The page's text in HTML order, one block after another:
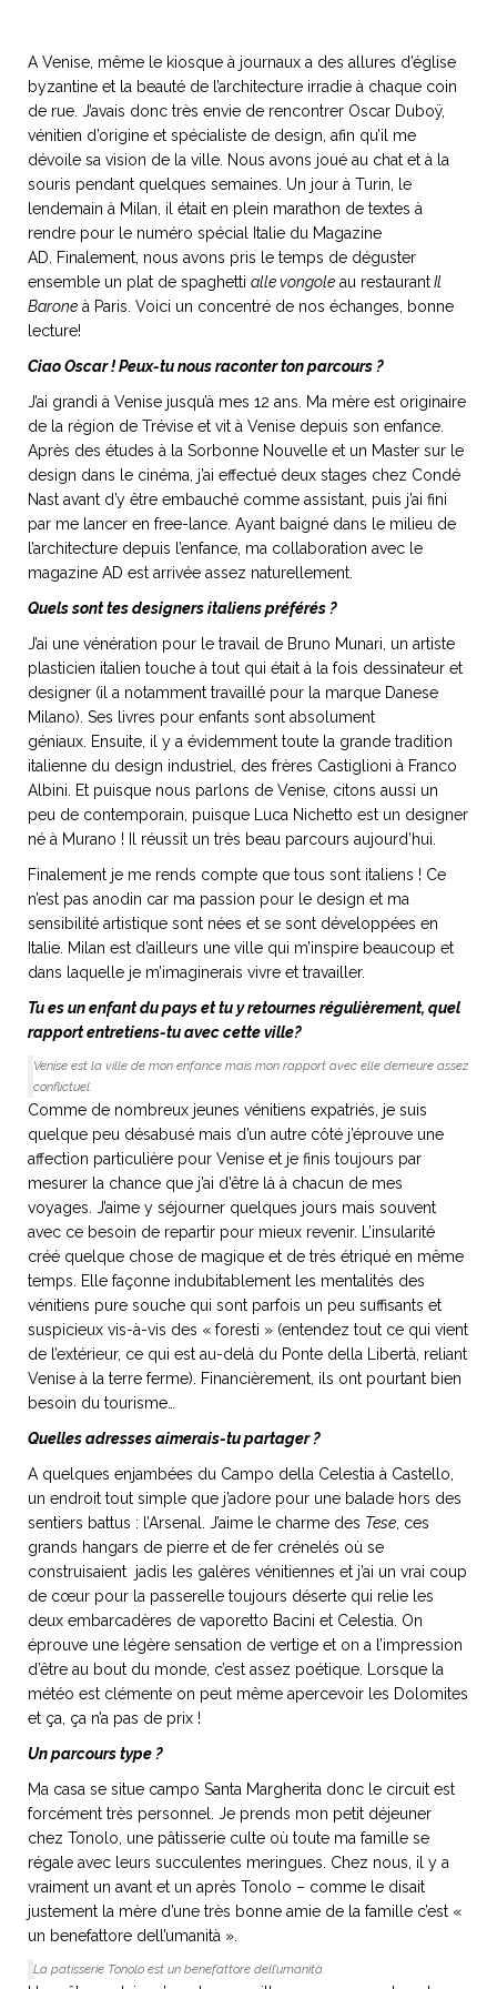
NOS ARTICLES ART ET DESIGN
Burano, la palette
de tous les
superlatifs
du
ART DE VIVRE ITALIEN
Notre palette
Virtuosa Venezia
ART ET DESIGN
A Venise, même le kiosque à journaux a des allures d’église
byzantine et la beauté de l’architecture irradie à chaque coin
de rue. J’avais donc très envie de rencontrer Oscar Duboÿ,
vénitien d’origine et spécialiste de design, afin qu’il me
dévoile sa vision de la ville. Nous avons joué au chat et à la
souris pendant quelques semaines. Un jour à Turin, le
lendemain à Milan, il était en plein marathon de textes à
rendre pour le numéro spécial Italie du Magazine
AD. Finalement, nous avons pris le temps de déguster
ensemble un plat de spaghetti alle vongole au restaurantIl
Barone à Paris. Voici un concentré de nos échanges, bonne
lecture!
Ciao Oscar ! Peux-tu nous raconter ton parcours ?
J’ai grandi à Venise jusqu’à mes 12 ans. Ma mère est originaire
de la région de Trévise et vit à Venise depuis son enfance.
Après des études à la Sorbonne Nouvelle et un Master sur le
design dans le cinéma, j’ai effectué deux stages chez Condé
Nast avant d’y être embauché comme assistant, puis j’ai fini
par me lancer en free-lance. Ayant baigné dans le milieu de
l’architecture depuis l’enfance, ma collaboration avec le
magazine AD est arrivée assez naturellement.
Quels sont tes designers italiens préférés ?
J’ai une vénération pour le travail de Bruno Munari, un artiste
plasticien italien touche à tout qui était à la fois dessinateur et
designer (il a notamment travaillé pour la marque Danese
Milano). Ses livres pour enfants sont absolument
géniaux. Ensuite, il y a évidemment toute la grande tradition
italienne du design industriel, des frères Castiglioni à Franco
Albini. Et puisque nous parlons de Venise, citons aussi un
peu de contemporain, puisque Luca Nichetto est un designer
né à Murano ! Il réussit un très beau parcours aujourd’hui.
Finalement je me rends compte que tous sont italiens ! Ce
n’est pas anodin car ma passion pour le design et ma
sensibilité artistique sont nées et se sont développées en
Italie. Milan est d’ailleurs une ville qui m’inspire beaucoup et
dans laquelle je m’imaginerais vivre et travailler.
Tu es un enfant du pays et tu y retournes régulièrement, quel
rapport entretiens-tu avec cette ville?
Venise est la ville de mon enfance mais mon rapport avec elle demeure assez
conflictuel.
Comme de nombreux jeunes vénitiens expatriés, je suis
quelque peu désabusé mais d’un autre côté j’éprouve une
affection particulière pour Venise et je finis toujours par
mesurer la chance que j’ai d’être là à chacun de mes
voyages. J’aime y séjourner quelques jours mais souvent
avec ce besoin de repartir pour mieux revenir. L’insularité
créé quelque chose de magique et de très étriqué en même
temps. Elle façonne indubitablement les mentalités des
vénitiens pure souche qui sont parfois un peu suffisants et
suspicieux vis-à-vis des « foresti » (entendez tout ce qui vient
de l’extérieur, ce qui est au-delà du Ponte della Libertà, reliant
Venise à la terre ferme). Financièrement, ils ont pourtant bien
besoin du tourisme…
Quelles adresses aimerais-tu partager ?
A quelques enjambées du Campo della Celestia à Castello,
un endroit tout simple que j’adore pour une balade hors des
sentiers battus : l’Arsenal. J’aime le charme des Tese , ces
grands hangars de pierre et de fer crénelés où se
construisaient jadis les galères vénitiennes et j’ai un vrai coup
de cœur pour la passerelle toujours déserte qui relie les
deux embarcadères de vaporetto Bacini et Celestia. On
éprouve une légère sensation de vertige et on a l’impression
d’être au bout du monde, c’est assez poétique. Lorsque la
météo est clémente on peut même apercevoir les Dolomites
et ça, ça n’a pas de prix !
Un parcours type ?
Ma casa se situe campo Santa Margherita donc le circuit est
forcément très personnel. Je prends mon petit déjeuner
chez Tonolo, une pâtisserie culte où toute ma famille se
régale avec leurs succulentes meringues. Chez nous, il y a
vraiment un avant et un après Tonolo – comme le disait
justement la mère d’une très bonne amie de la famille c’est «
un benefattore dell’umanità ».
La patisserie Tonolo est un benefattore dell’umanità.